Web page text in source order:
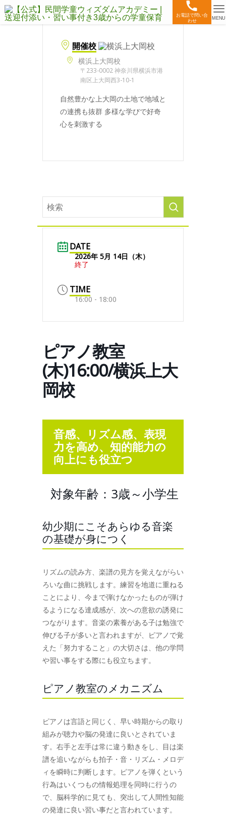
お電話で問い合
わせ
MENU
開催校
横浜上大岡校
〒233-0002 神奈川県横浜市港
南区上大岡西3-10-1
自然豊かな上大岡の土地で地域と
の連携も抜群 多様な学びで好奇
心を刺激する
DATE
2026年 5月 14日（木）
終了
TIME
16:00 - 18:00
ピアノ教室
(木)16:00/横浜上大
岡校
音感、リズム感、表現
力を高め、知的能力の
向上にも役立つ
対象年齢：3歳～小学生
幼少期にこそあらゆる音楽
の基礎が身につく
リズムの読み方、楽譜の見方を覚えながらい
ろいな曲に挑戦します。練習を地道に重ねる
ことにより、今まで弾けなかったものが弾け
るようになる達成感が、次への意欲の誘発に
つながります。音楽の素養がある子は勉強で
伸びる子が多いと言われますが、ピアノで覚
えた「努力すること」の大切さは、他の学問
や習い事をする際にも役立ちます。
ピアノ教室のメカニズム
ピアノは言語と同じく、早い時期からの取り
組みが聴力や脳の発達に良いとされていま
す。右手と左手は常に違う動きをし、目は楽
譜を追いながらも拍子・音・リズム・メロデ
ィを瞬時に判断します。ピアノを弾くという
行為はいくつもの情報処理を同時に行うの
で、脳科学的に見ても、突出して人間性知能
の発達に良い習い事だと言われています。